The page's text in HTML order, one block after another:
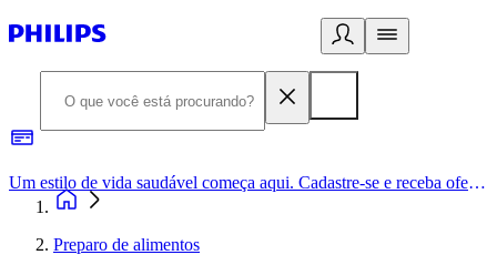
Um estilo de vida saudável começa aqui. Cadastre-se e receba ofertas exclusivas.
Preparo de alimentos